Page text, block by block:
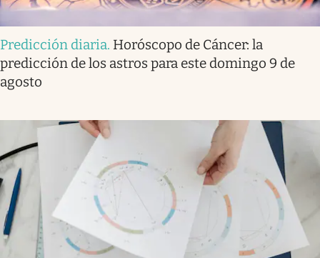
Predicción diaria. Horóscopo de Cáncer: la
predicción de los astros para este domingo 9 de
agosto